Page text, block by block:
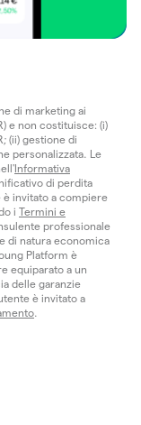
di marketing ai
e non costituisce: (i)
(ii) gestione di
personalizzata. Le
Informativa
di perdita
è invitato a compiere
i Termini e
professionale
di natura economica
Platform è
equiparato a un
delle garanzie
è invitato a